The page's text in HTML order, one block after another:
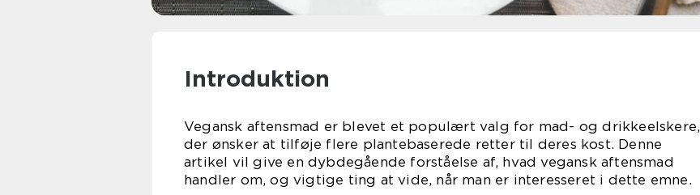
Introduktion
Vegansk aftensmad er blevet et populært valg for mad- og drikkeelskere,
der ønsker at tilføje flere plantebaserede retter til deres kost. Denne
artikel vil give en dybdegående forståelse af, hvad vegansk aftensmad
handler om, og vigtige ting at vide, når man er interesseret i dette emne.